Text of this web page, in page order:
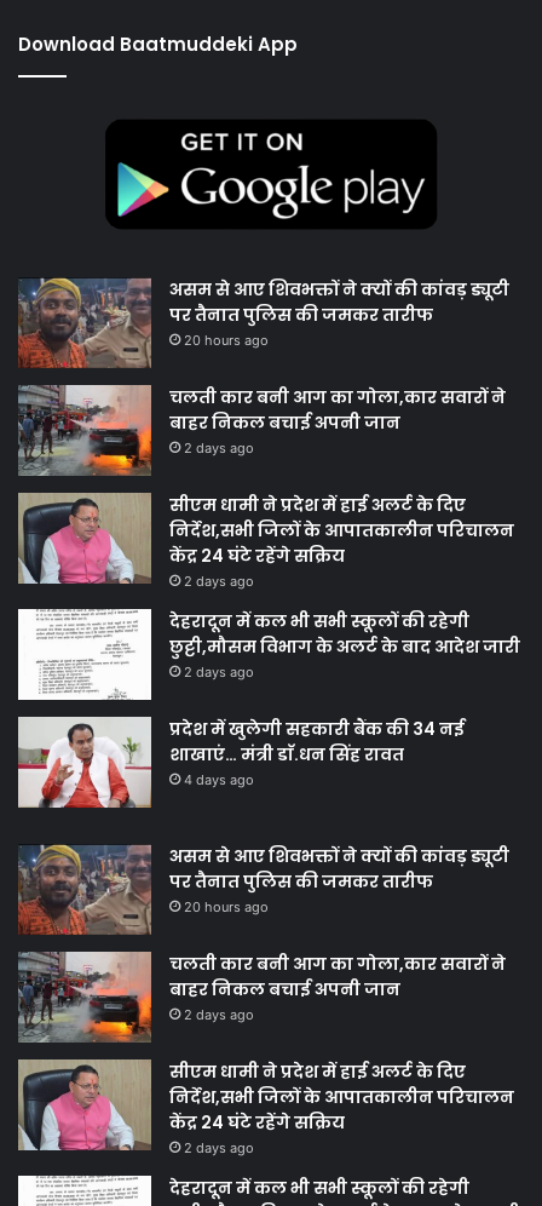
Download Baatmuddeki App
असम से आए शिवभक्तों ने क्यों की कांवड़ ड्यूटी
पर तैनात पुलिस की जमकर तारीफ
20 hours ago
चलती कार बनी आग का गोला,कार सवारों ने
बाहर निकल बचाई अपनी जान
2 days ago
सीएम धामी ने प्रदेश में हाई अलर्ट के दिए
निर्देश,सभी जिलों के आपातकालीन परिचालन
केंद्र 24 घंटे रहेंगे सक्रिय
2 days ago
देहरादून में कल भी सभी स्कूलों की रहेगी
छुट्टी,मौसम विभाग के अलर्ट के बाद आदेश जारी
2 days ago
प्रदेश में खुलेगी सहकारी बैंक की 34 नई
शाखाएं… मंत्री डाॅ.धन सिंह रावत
4 days ago
असम से आए शिवभक्तों ने क्यों की कांवड़ ड्यूटी
पर तैनात पुलिस की जमकर तारीफ
20 hours ago
चलती कार बनी आग का गोला,कार सवारों ने
बाहर निकल बचाई अपनी जान
2 days ago
सीएम धामी ने प्रदेश में हाई अलर्ट के दिए
निर्देश,सभी जिलों के आपातकालीन परिचालन
केंद्र 24 घंटे रहेंगे सक्रिय
2 days ago
देहरादून में कल भी सभी स्कूलों की रहेगी